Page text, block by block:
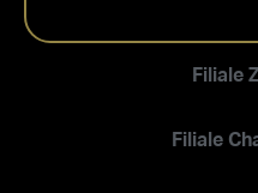
Filiale
Filiale